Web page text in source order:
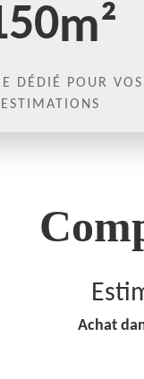
m²
DÉDIÉ POUR VOS
ESTIMATIONS
Achat